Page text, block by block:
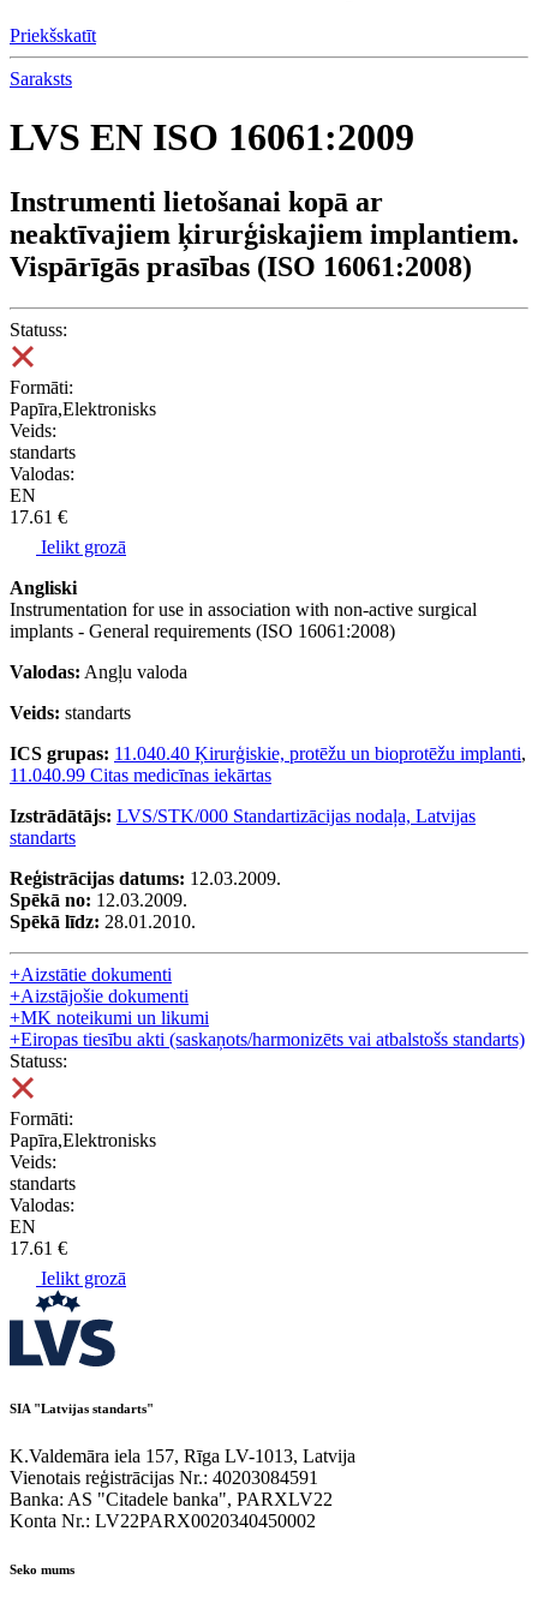
Priekšskatīt
Saraksts
LVS EN ISO 16061:2009
Instrumenti lietošanai kopā ar
neaktīvajiem ķirurģiskajiem implantiem.
Vispārīgās prasības (ISO 16061:2008)
Statuss:
Formāti:
Papīra,Elektronisks
Veids:
standarts
Valodas:
EN
17.61 €
Ielikt grozā
Angliski
Instrumentation for use in association with non-active surgical
implants - General requirements (ISO 16061:2008)
Valodas: Angļu valoda
Veids: standarts
ICS grupas: 11.040.40 Ķirurģiskie, protēžu un bioprotēžu implanti,
11.040.99 Citas medicīnas iekārtas
Izstrādātājs: LVS/STK/000 Standartizācijas nodaļa, Latvijas
standarts
Reģistrācijas datums: 12.03.2009.
Spēkā no: 12.03.2009.
Spēkā līdz: 28.01.2010.
+Aizstātie dokumenti
+Aizstājošie dokumenti
+MK noteikumi un likumi
+Eiropas tiesību akti (saskaņots/harmonizēts vai atbalstošs standarts)
Statuss:
Formāti:
Papīra,Elektronisks
Veids:
standarts
Valodas:
EN
17.61 €
Ielikt grozā
SIA "Latvijas standarts"
K.Valdemāra iela 157, Rīga LV-1013, Latvija
Vienotais reģistrācijas Nr.: 40203084591
Banka: AS "Citadele banka", PARXLV22
Konta Nr.: LV22PARX0020340450002
Seko mums